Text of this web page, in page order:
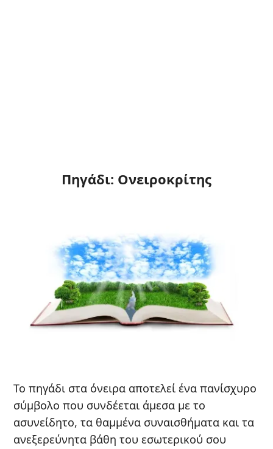
Πηγάδι: Ονειροκρίτης
Το πηγάδι στα όνειρα αποτελεί ένα πανίσχυρο
σύμβολο που συνδέεται άμεσα με το
ασυνείδητο, τα θαμμένα συναισθήματα και τα
ανεξερεύνητα βάθη του εσωτερικού σου